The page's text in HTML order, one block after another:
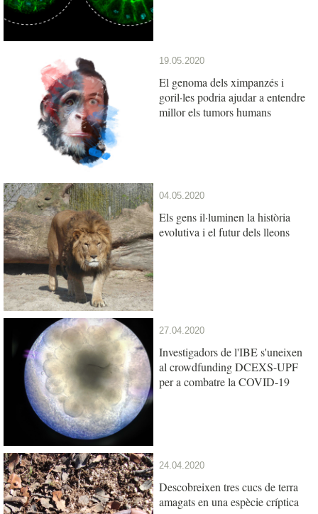
19.05.2020
El genoma dels ximpanzés i
goril·les podria ajudar a entendre
millor els tumors humans
04.05.2020
Els gens il·luminen la història
evolutiva i el futur dels lleons
27.04.2020
Investigadors de l'IBE s'uneixen
al crowdfunding DCEXS-UPF
per a combatre la COVID-19
24.04.2020
Descobreixen tres cucs de terra
amagats en una espècie críptica